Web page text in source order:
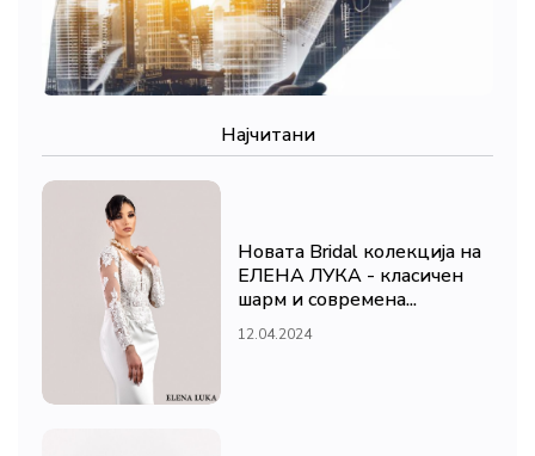
Најчитани
Новата Bridal колекција на
ЕЛЕНА ЛУКА - класичен
шарм и современа...
12.04.2024